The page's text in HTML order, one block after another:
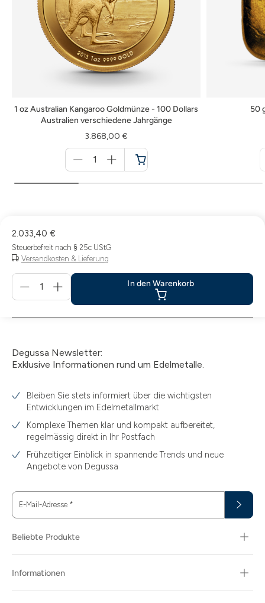
1 oz Australian Kangaroo Goldmünze - 100 Dollars
Australien verschiedene Jahrgänge
3.868,00 €
für
Warenkorb
50
2.033,40 €
Steuerbefreit nach § 25c UStG
Versandkosten & Lieferung
In
Warenkorb
In den Warenkorb
Degussa Newsletter:
Exklusive Informationen rund um Edelmetalle.
Bleiben Sie stets informiert über die wichtigsten
Entwicklungen im Edelmetallmarkt
Komplexe Themen klar und kompakt aufbereitet,
regelmässig direkt in Ihr Postfach
Frühzeitiger Einblick in spannende Trends und neue
Angebote von Degussa
E-Mail-Adresse *
Beliebte Produkte
Informationen